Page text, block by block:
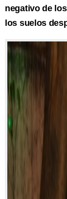
negativo de
los suelos